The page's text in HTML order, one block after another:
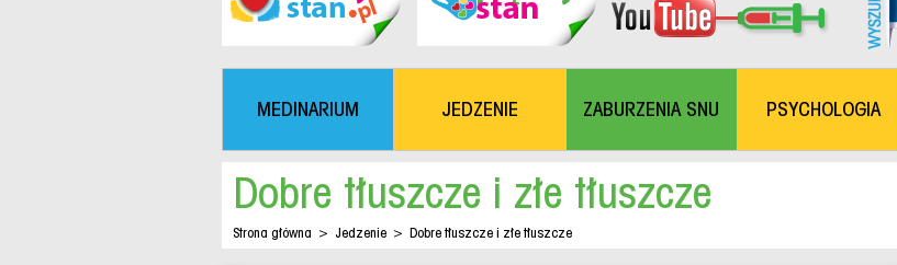
MEDINARIUM JEDZENIE ZABURZENIA SNU PSYCHOLOGIA
Dobre tłuszcze i złe tłuszcze
Strona główna > Jedzenie > Dobre tłuszcze i złe tłuszcze